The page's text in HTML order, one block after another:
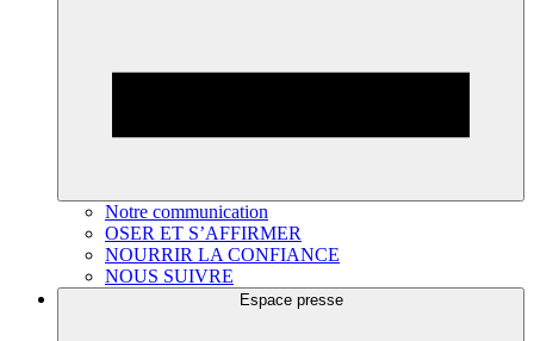
Notre communication
OSER ET S’AFFIRMER
NOURRIR LA CONFIANCE
NOUS SUIVRE
Espace presse